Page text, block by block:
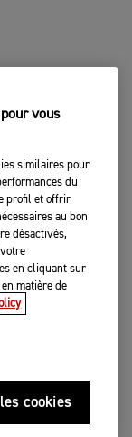
vous
similaires pour
du
profil et offrir
au bon
désactivés,
en cliquant sur
matière de
cookies